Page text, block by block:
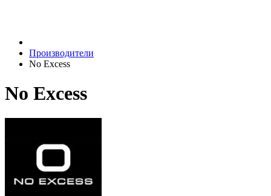
Производители
No Excess
No Excess